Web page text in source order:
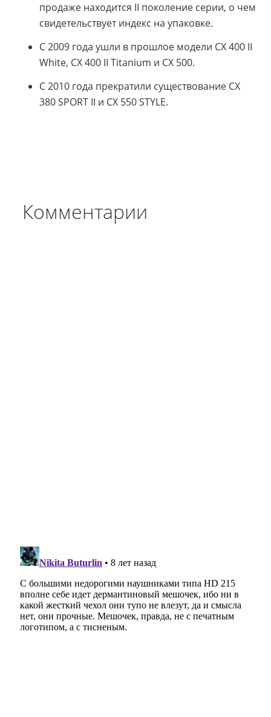
продаже находится II поколение серии, о чем
свидетельствует индекс на упаковке.
С 2009 года ушли в прошлое модели CX 400 II
White, CX 400 II Titanium и CX 500.
С 2010 года прекратили существование CX
380 SPORT II и CX 550 STYLE.
Комментарии